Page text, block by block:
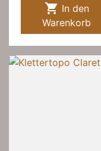

Warenkorb